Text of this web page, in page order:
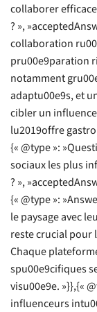
collaborer
? »,
collaboration
pru00e9paration
notamment
adaptu00e9s, et
cibler un
lu2019offre
{« @type »:
sociaux les plus
? »,
{« @type »:
le paysage avec
reste crucial pour
Chaque
spu00e9cifiques
visu00e9e. »}},{«
influenceurs